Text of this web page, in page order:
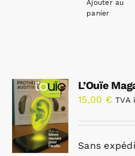
Ajouter au
panier
L’Ouïe
15,00 € TVA
Sans